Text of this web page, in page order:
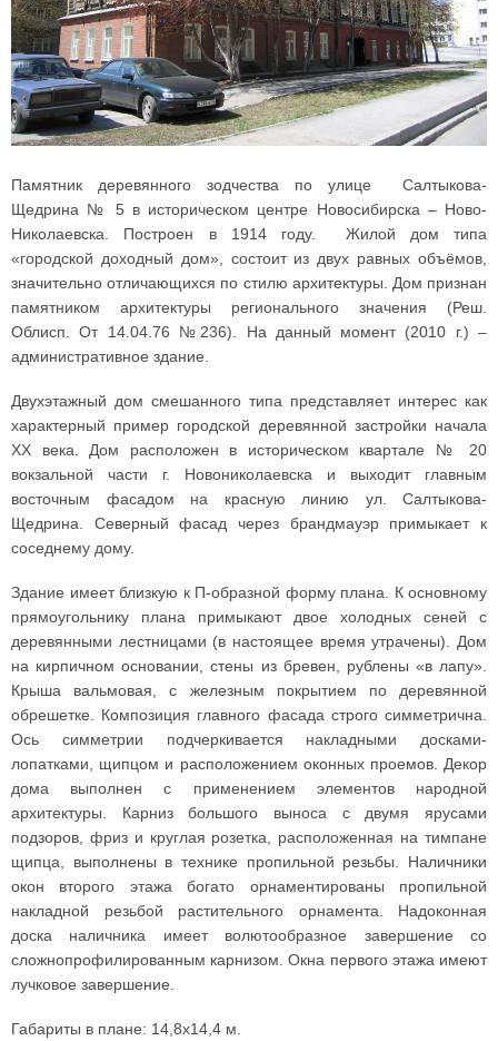
Памятник деревянного зодчества по улице Салтыкова-
Щедрина № 5 в историческом центре Новосибирска – Ново-
Николаевска. Построен в 1914 году. Жилой дом типа
«городской доходный дом», состоит из двух равных объёмов,
значительно отличающихся по стилю архитектуры. Дом признан
памятником архитектуры регионального значения (Реш.
Облисп. От 14.04.76 №236). На данный момент (2010 г.) –
административное здание.
Двухэтажный дом смешанного типа представляет интерес как
характерный пример городской деревянной застройки начала
XX века. Дом расположен в историческом квартале № 20
вокзальной части г. Новониколаевска и выходит главным
восточным фасадом на красную линию ул. Салтыкова-
Щедрина. Северный фасад через брандмауэр примыкает к
соседнему дому.
Здание имеет близкую к П-образной форму плана. К основному
прямоугольнику плана примыкают двое холодных сеней с
деревянными лестницами (в настоящее время утрачены). Дом
на кирпичном основании, стены из бревен, рублены «в лапу».
Крыша вальмовая, с железным покрытием по деревянной
обрешетке. Композиция главного фасада строго симметрична.
Ось симметрии подчеркивается накладными досками-
лопатками, щипцом и расположением оконных проемов. Декор
дома выполнен с применением элементов народной
архитектуры. Карниз большого выноса с двумя ярусами
подзоров, фриз и круглая розетка, расположенная на тимпане
щипца, выполнены в технике пропильной резьбы. Наличники
окон второго этажа богато орнаментированы пропильной
накладной резьбой растительного орнамента. Надоконная
доска наличника имеет волютообразное завершение со
сложнопрофилированным карнизом. Окна первого этажа имеют
лучковое завершение.
Габариты в плане: 14,8x14,4 м.